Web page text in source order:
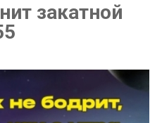
закатной